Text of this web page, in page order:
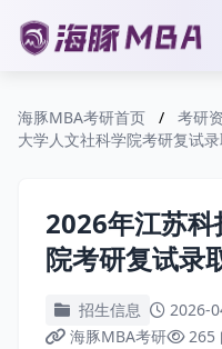
海豚MBA考研首页 / 考研
大学人文社科学院考研复试
2026年江苏
院考研复试录
招生信息 2026-
海豚MBA考研
265